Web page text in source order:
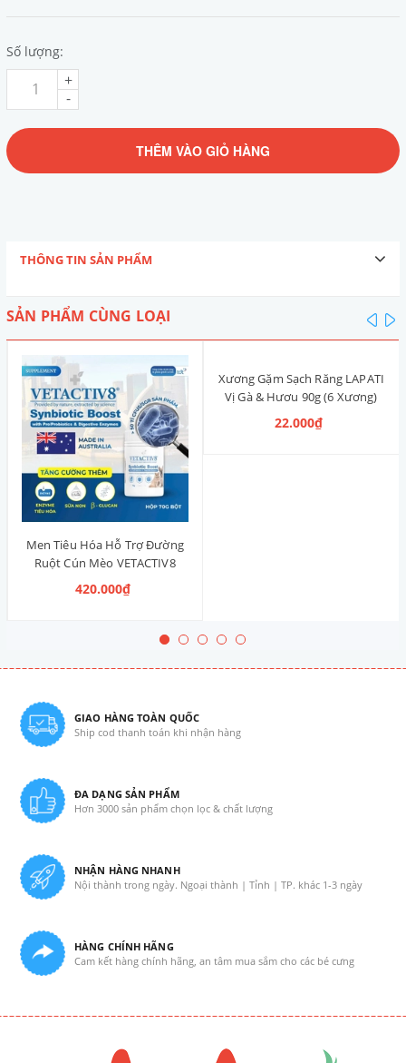
Số lượng:
-
+
THÊM VÀO GIỎ HÀNG
THÔNG TIN SẢN PHẨM
SẢN PHẨM CÙNG LOẠI
Men Tiêu Hóa Hỗ Trợ Đường
Ruột Cún Mèo VETACTIV8
Synbiotic Boost Úc 70g
420.000₫
Xương Gặm Sạch Răng LAPATI
Vị Gà & Hươu 90g (6 Xương)
22.000₫
GIAO HÀNG TOÀN QUỐC
Ship cod thanh toán khi nhận hàng
ĐA DẠNG SẢN PHẨM
Hơn 3000 sản phẩm chọn lọc & chất lượng
NHẬN HÀNG NHANH
Nội thành trong ngày. Ngoại thành | Tỉnh | TP. khác 1-3 ngày
HÀNG CHÍNH HÃNG
Cam kết hàng chính hãng, an tâm mua sắm cho các bé cưng